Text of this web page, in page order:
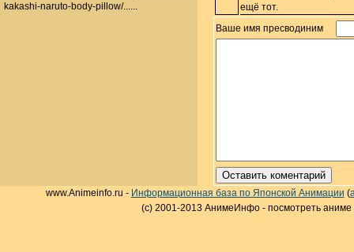
ещё тот.
Ваше имя пресводиним
kakashi-naruto-body-pillow/......
www.Animeinfo.ru - Информационная база по Японской Анимации (
(c) 2001-2013 АнимеИнфо - посмотреть аниме